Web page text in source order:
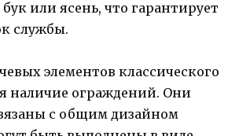
или ясень, что гарантирует
службы.
элементов классического
наличие ограждений. Они
с общим дизайном